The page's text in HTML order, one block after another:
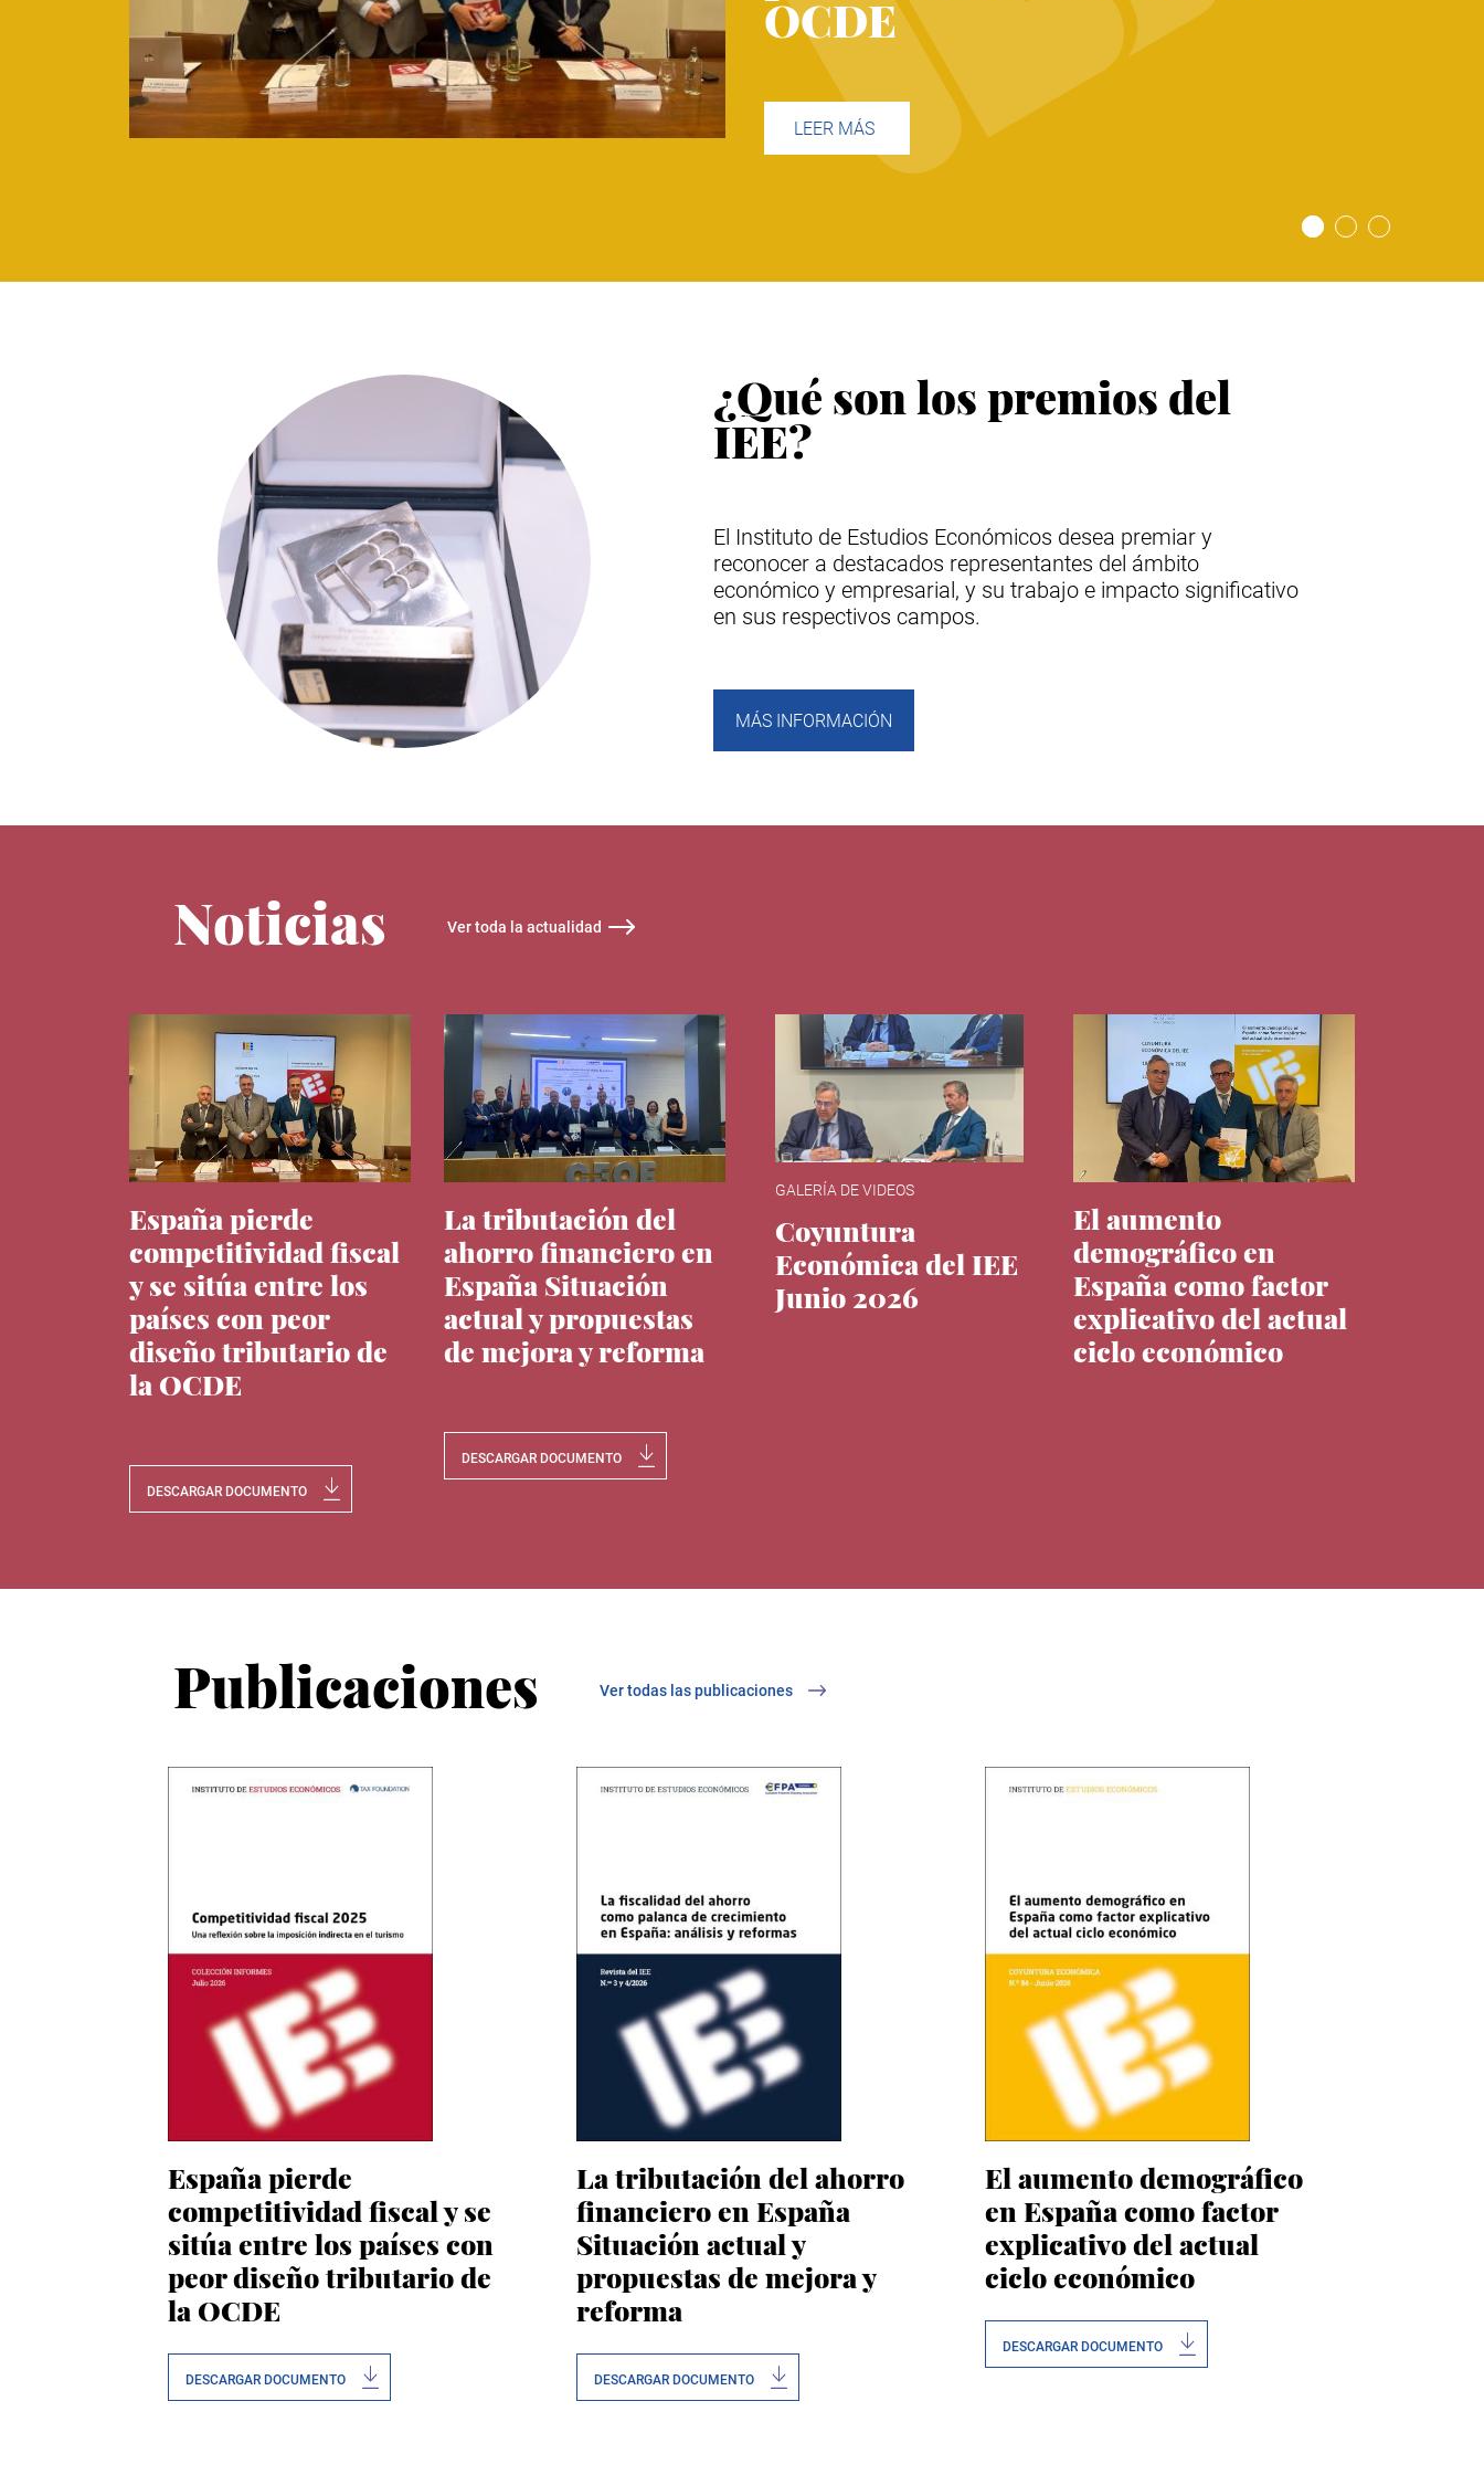
OCDE
LEER MÁS
¿Qué son los premios del
IEE?
El Instituto de Estudios Económicos desea premiar y
reconocer a destacados representantes del ámbito
económico y empresarial, y su trabajo e impacto significativo
en sus respectivos campos.
MÁS INFORMACIÓN
Noticias Ver toda la actualidad
España pierde
competitividad fiscal
y se sitúa entre los
países con peor
diseño tributario de
la OCDE
DESCARGAR DOCUMENTO
La tributación del
ahorro financiero en
España Situación
actual y propuestas
de mejora y reforma
DESCARGAR DOCUMENTO
GALERÍA DE VIDEOS
Coyuntura
Económica del IEE
Junio 2026
El aumento
demográfico en
España como factor
explicativo del actual
ciclo económico
Publicaciones Ver todas las publicaciones
España pierde
competitividad fiscal y se
sitúa entre los países con
peor diseño tributario de
la OCDE
DESCARGAR DOCUMENTO
La tributación del ahorro
financiero en España
Situación actual y
propuestas de mejora y
reforma
DESCARGAR DOCUMENTO
El aumento demográfico
en España como factor
explicativo del actual
ciclo económico
DESCARGAR DOCUMENTO